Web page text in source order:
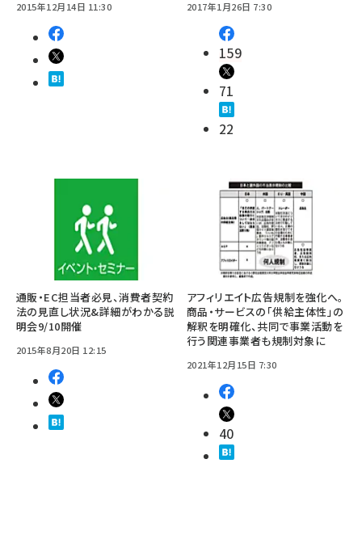
2015年12月14日 11:30 2017年1月26日 7:30
159
71
22
通販・EC担当者必見、消費者契約
法の見直し状況&詳細がわかる説
明会9/10開催
2015年8月20日 12:15
アフィリエイト広告規制を強化へ。
商品・サービスの「供給主体性」の
解釈を明確化、共同で事業活動を
行う関連事業者も規制対象に
2021年12月15日 7:30
40